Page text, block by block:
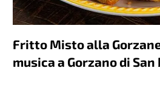
Fritto Misto alla
musica a Gorzano di San